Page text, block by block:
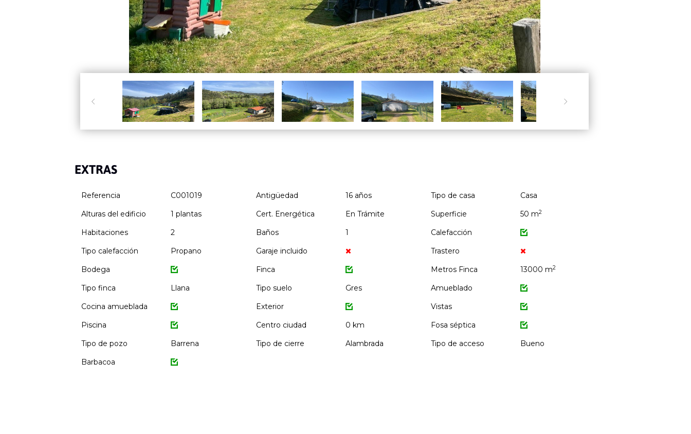
 
EXTRAS
Referencia C001019 Antigüedad 16 años Tipo de casa
Casa
Alturas del edificio
1 plantas Cert. Energética En Trámite Superficie 50 m2
Habitaciones 2 Baños 1
Calefacción
Tipo calefacción
Propano Garaje incluido
Trastero
Bodega
Finca Metros Finca 13000 m2
Tipo finca Llana Tipo suelo Gres
Amueblado
Cocina amueblada
Exterior
Vistas
Piscina
Centro ciudad 0 km
Fosa séptica
Tipo de pozo
Barrena Tipo de cierre Alambrada Tipo de acceso
Bueno
Barbacoa